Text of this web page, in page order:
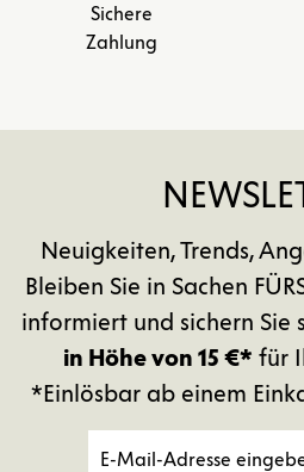
Sichere
Zahlung
Neuigkeiten, Trends,
Bleiben Sie in Sachen
informiert und sichern Sie
in Höhe von 15 €* für
*Einlösbar ab einem